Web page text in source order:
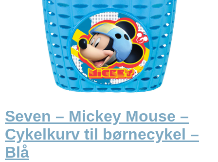
Seven – Mickey Mouse –
Cykelkurv til børnecykel –
Blå